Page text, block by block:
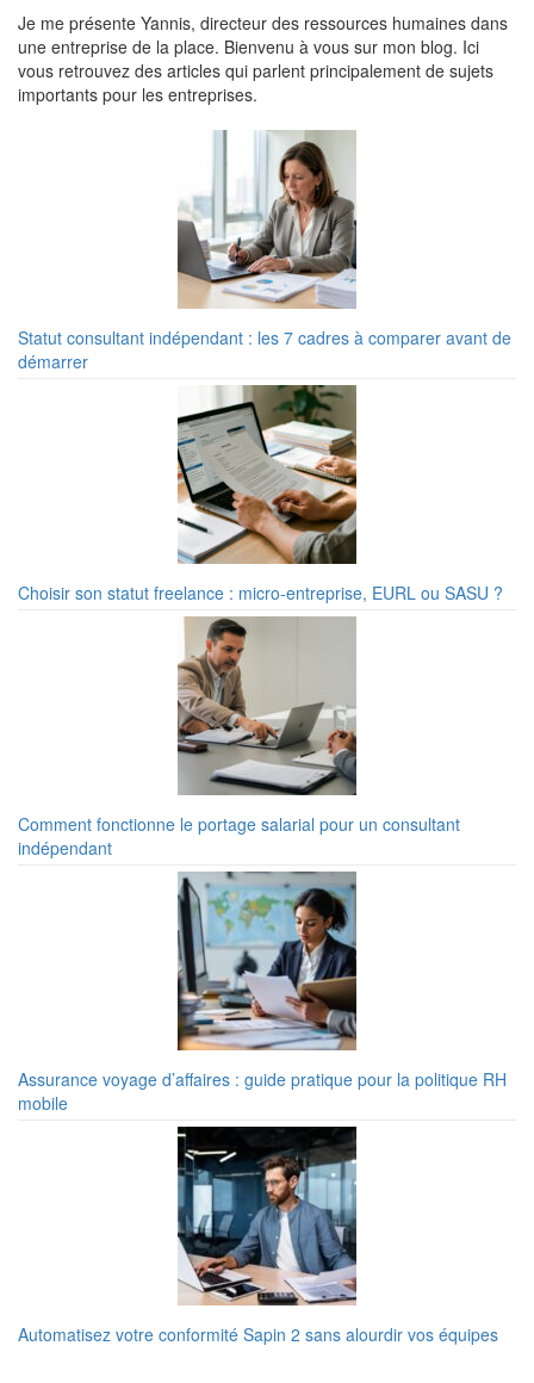
Je me présente Yannis, directeur des ressources humaines dans
une entreprise de la place. Bienvenu à vous sur mon blog. Ici
vous retrouvez des articles qui parlent principalement de sujets
importants pour les entreprises.
Statut consultant indépendant : les 7 cadres à comparer avant de
démarrer
Choisir son statut freelance : micro-entreprise, EURL ou SASU ?
Comment fonctionne le portage salarial pour un consultant
indépendant
Assurance voyage d’affaires : guide pratique pour la politique RH
mobile
Automatisez votre conformité Sapin 2 sans alourdir vos équipes